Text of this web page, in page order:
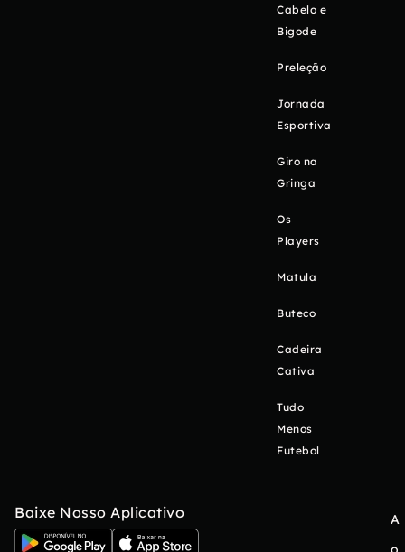
Cabelo e
Bigode
Preleção
Jornada
Esportiva
Giro na
Gringa
Os
Players
Matula
Buteco
Cadeira
Cativa
Tudo
Menos
Futebol
Baixe Nosso Aplicativo
A